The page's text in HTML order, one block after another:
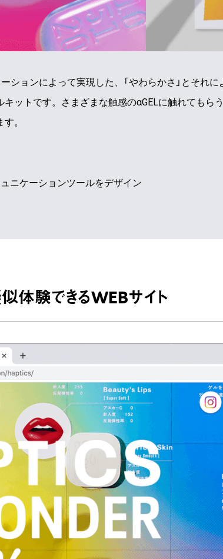
ションによって実現した、「やわらかさ」とそれ
ットです。さまざまな触感のαGELに触れてもらう
。
ニケーションツールをデザイン
体験できるWEBサイト